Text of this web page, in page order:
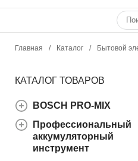
Главная / Каталог / Бытовой
КАТАЛОГ ТОВАРОВ
BOSCH PRO-MIX
Профессиональный
аккумуляторный
инструмент